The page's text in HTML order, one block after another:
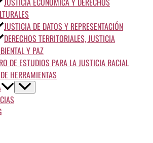
JUSTICIA DE DATOS Y REPRESENTACIÓN
DERECHOS TERRITORIALES, JUSTICIA
Y PAZ
DE ESTUDIOS PARA LA JUSTICIA RACIAL
HERRAMIENTAS